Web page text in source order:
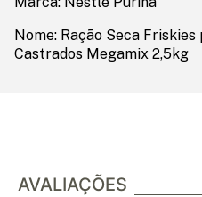
Nome: Ração Seca
Castrados Megamix 2,5kg
AVALIAÇÕES